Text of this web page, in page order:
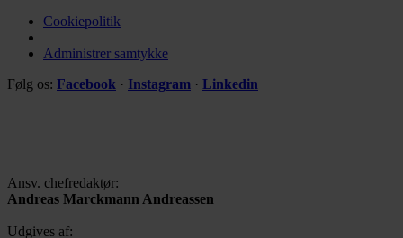
Cookiepolitik
Administrer samtykke
Følg os: Facebook · Instagram · Linkedin
Ansv. chefredaktør:
Andreas Marckmann Andreassen
Udgives af: